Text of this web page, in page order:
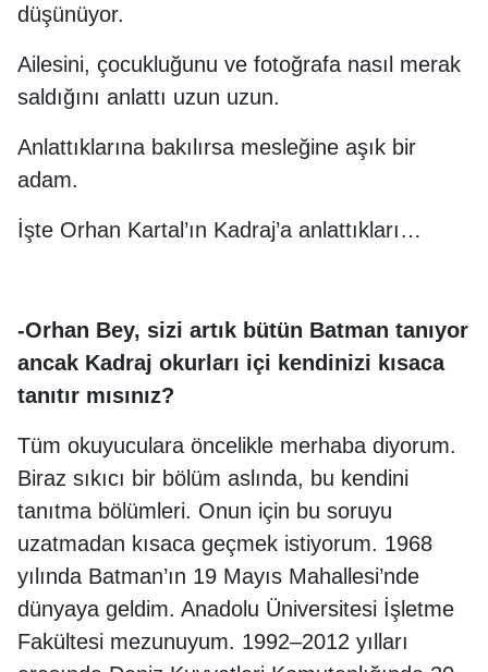
düşünüyor.
Ailesini, çocukluğunu ve fotoğrafa nasıl merak
saldığını anlattı uzun uzun.
Anlattıklarına bakılırsa mesleğine aşık bir
adam.
İşte Orhan Kartal’ın Kadraj’a anlattıkları…
-Orhan Bey, sizi artık bütün Batman tanıyor
ancak Kadraj okurları içi kendinizi kısaca
tanıtır mısınız?
Tüm okuyuculara öncelikle merhaba diyorum.
Biraz sıkıcı bir bölüm aslında, bu kendini
tanıtma bölümleri. Onun için bu soruyu
uzatmadan kısaca geçmek istiyorum. 1968
yılında Batman’ın 19 Mayıs Mahallesi’nde
dünyaya geldim. Anadolu Üniversitesi İşletme
Fakültesi mezunuyum. 1992–2012 yılları